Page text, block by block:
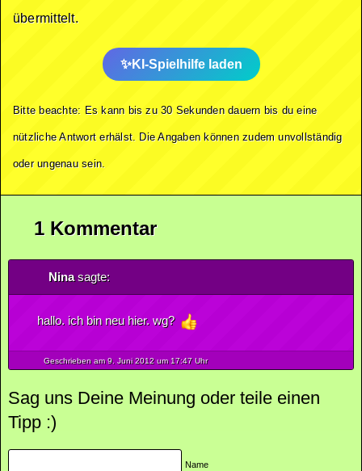
übermittelt.
KI-Spielhilfe laden
Bitte beachte: Es kann bis zu 30 Sekunden dauern bis du eine
nützliche Antwort erhälst. Die Angaben können zudem unvollständig
oder ungenau sein.
1 Kommentar
Ninasagte:
hallo. ich bin neu hier. wg?
Geschrieben am 9. Juni2012um 17:47 Uhr
Sag uns Deine Meinung oder teile einen
Tipp :)
Name